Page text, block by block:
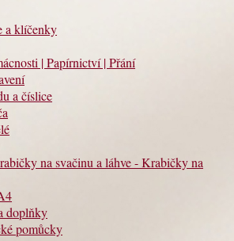
a klíčenky
| Papírnictví | Přání
a číslice
na svačinu a láhve - Krabičky na
doplňky
pomůcky